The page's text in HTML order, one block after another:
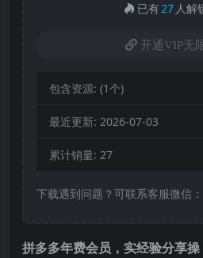
已有27 人解
开通VIP无
包含资源: (1个)
最近更新: 2026-07-03
累计销量: 27
下载遇到问题？可联系客服微信
拼多多年费会员 ，实经验分享